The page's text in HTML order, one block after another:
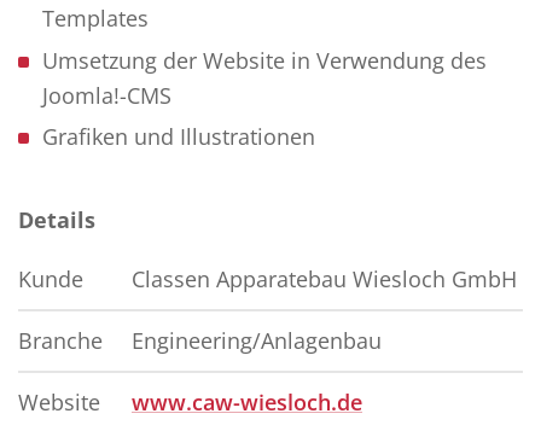
Templates
Umsetzung der Website in Verwendung des
Joomla!-CMS
Grafiken und Illustrationen
Details
Kunde Classen Apparatebau Wiesloch GmbH
Branche Engineering/Anlagenbau
Website www.caw-wiesloch.de